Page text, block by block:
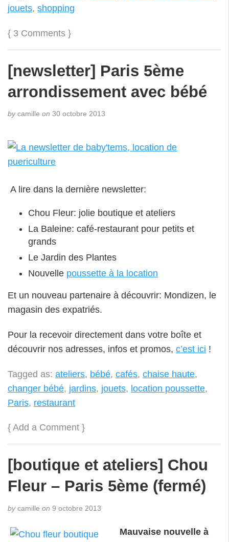
jouets, shopping
{ 3 Comments }
[newsletter] Paris 5ème
arrondissement avec bébé
bycamille on 30 octobre 2013
A lire dans la dernière newsletter:
Chou Fleur: jolie boutique et ateliers
La Baleine: café-restaurant pour petits et
grands
Le Jardin des Plantes
Nouvelle poussette à la location
Et un nouveau partenaire à découvrir: Mondizen, le
magasin des expatriés.
Pour la recevoir directement dans votre boîte et
découvrir nos adresses, infos et promos, c’est ici !
Tagged as: ateliers, bébé, cafés, chaise haute,
changer bébé, jardins, jouets, location poussette,
Paris, restaurant
{ Add a Comment }
[boutique et ateliers] Chou
Fleur – Paris 5ème (fermé)
bycamille on 9 octobre 2013
Mauvaise nouvelle à